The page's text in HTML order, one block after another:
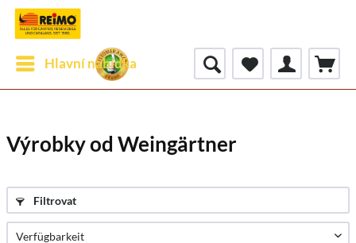
Hlavní nabídka
Výrobky od Weingärtner
Filtrovat